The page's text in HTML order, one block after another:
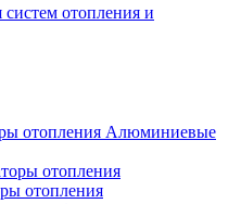
отопления и
Алюминиевые
отопления